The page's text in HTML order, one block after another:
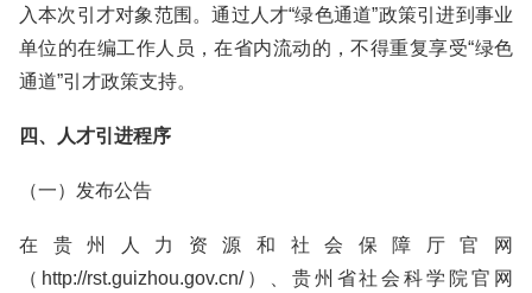
入本次引才对象范围。通过人才“绿色通道”政策引进到事业
单位的在编工作人员，在省内流动的，不得重复享受“绿色
通道”引才政策支持。
四、人才引进程序
（一）发布公告
在贵州人力资源和社会保障厅官网
（http://rst.guizhou.gov.cn/）、贵州省社会科学院官网